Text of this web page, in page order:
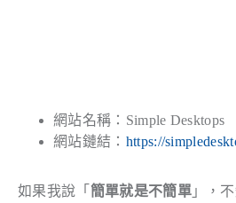
網站名稱：Simple Desktops
網站鏈結： https://
如果我說「 簡單就是不簡單」，